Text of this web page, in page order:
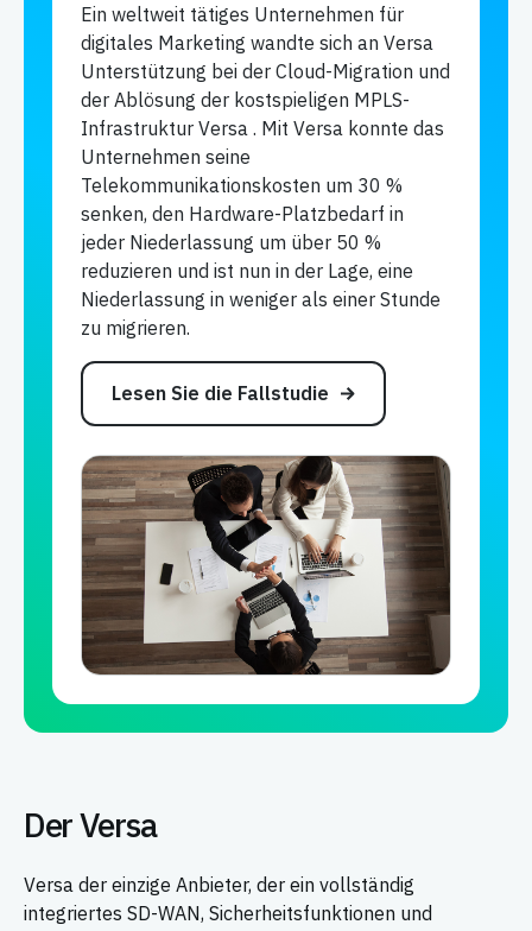
Ein weltweit tätiges Unternehmen für
digitales Marketing wandte sich an Versa
Unterstützung bei der Cloud-Migration und
der Ablösung der kostspieligen MPLS-
Infrastruktur Versa . Mit Versa konnte das
Unternehmen seine
Telekommunikationskosten um 30 %
senken, den Hardware-Platzbedarf in
jeder Niederlassung um über 50 %
reduzieren und ist nun in der Lage, eine
Niederlassung in weniger als einer Stunde
zu migrieren.
Lesen Sie die Fallstudie
Der Versa
Versa der einzige Anbieter, der ein vollständig
integriertes SD-WAN, Sicherheitsfunktionen und